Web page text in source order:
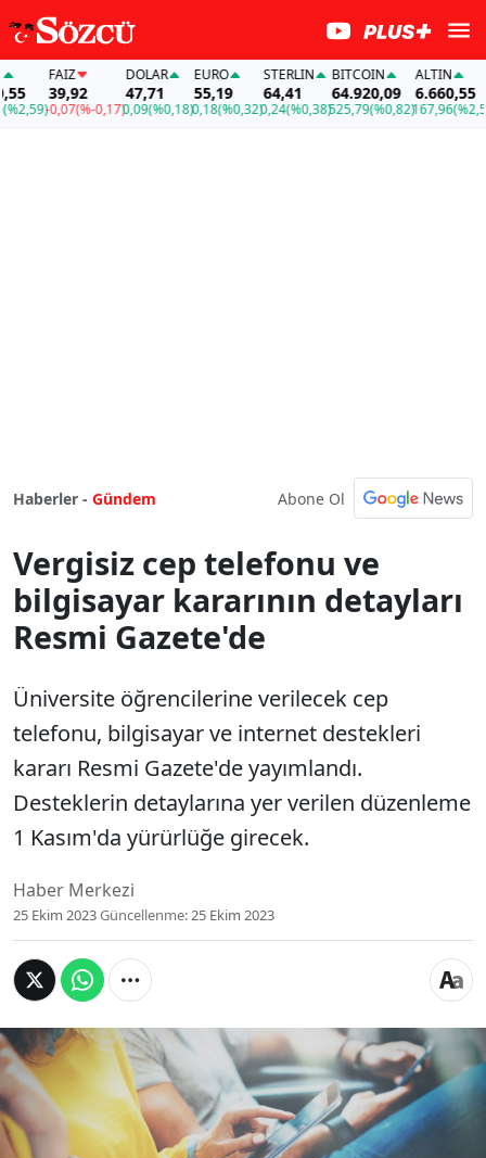
FAİZ
39,92
-0,07(%-0,17)
DOLAR
47,71
0,09(%0,18)
EURO
55,19
0,18(%0,32)
STERLIN
64,41
0,24(%0,38)
BITCOIN
64.920,09
525,79(%0,82)
ALTIN
6.660,55
167,96(%2,59)-
Haberler - Gündem Abone Ol
Vergisiz cep telefonu ve
bilgisayar kararının detayları
Resmi Gazete'de
Üniversite öğrencilerine verilecek cep
telefonu, bilgisayar ve internet destekleri
kararı Resmi Gazete'de yayımlandı.
Desteklerin detaylarına yer verilen düzenleme
1 Kasım'da yürürlüğe girecek.
Haber Merkezi
25 Ekim 2023Güncellenme:25 Ekim 2023
Üniversite öğrencilerine verilecek cep
telefonu, bilgisayar ve internet destekleri